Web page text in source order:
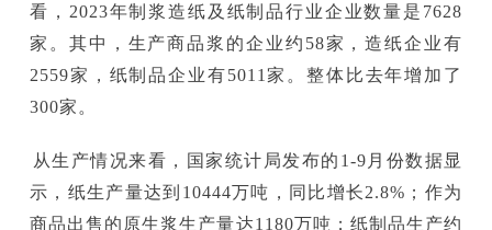
看，2023年制浆造纸及纸制品行业企业数量是7628
家。其中，生产商品浆的企业约58家，造纸企业有
2559家，纸制品企业有5011家。整体比去年增加了
300家。
生产情况来看，国家统计局发布的1-9月份数据显
示，纸生产量达到10444万吨，同比增长2.8%；作为
商品出售的原生浆生产量达1180万吨；纸制品生产约